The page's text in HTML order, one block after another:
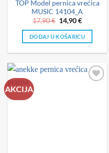
TOP Model pernica vrećica
MUSIC 14104_A
17,90€ Izvorna
cijena
bila
je:
14,90€Trenutna
je:
14,90 €.
DODAJ U KOŠARICU
AKCIJA